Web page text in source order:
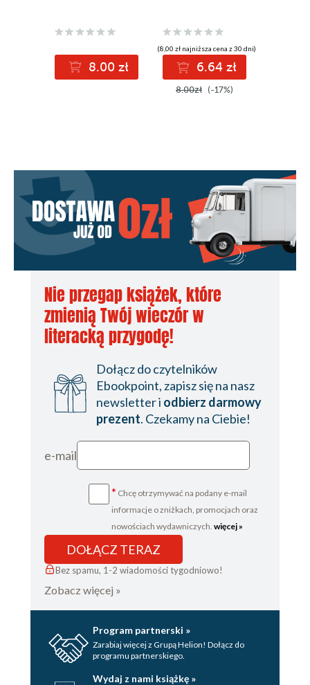
8.00 zł
(8,00 zł najniższa cena z 30 dni)
6.64 zł
8.00zł (-17%)
Nie przegap książek, które
zmienią Twój wieczór w
literacką przygodę!
Dołącz do czytelników
Ebookpoint, zapisz się na nasz
newsletter i odbierz darmowy
prezent. Czekamy na Ciebie!
e-mail
* Chcę otrzymywać na podany e-mail
informacje o zniżkach, promocjach oraz
nowościach wydawniczych. więcej »
DOŁĄCZ TERAZ
Bez spamu, 1-2 wiadomości tygodniowo!
Zobacz więcej »
Program partnerski »
Zarabiaj więcej z Grupą Helion! Dołącz do
programu partnerskiego.
Wydaj z nami książkę »